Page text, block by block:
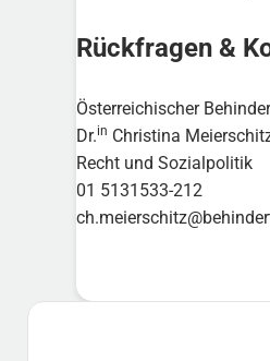
Rückfragen &
Österreichischer
Dr.in Christina
Recht und Sozialpolitik
01 5131533-212
Sidebar